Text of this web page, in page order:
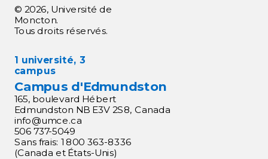
1 université, 3
campus
Campus d'Edmundston
165, boulevard Hébert
Edmundston NB E3V 2S8, Canada
info@umce.ca
506 737-5049
Sans frais: 1 800 363-8336
(Canada et États-Unis)
© 2026, Université de
Moncton.
Tous droits réservés.